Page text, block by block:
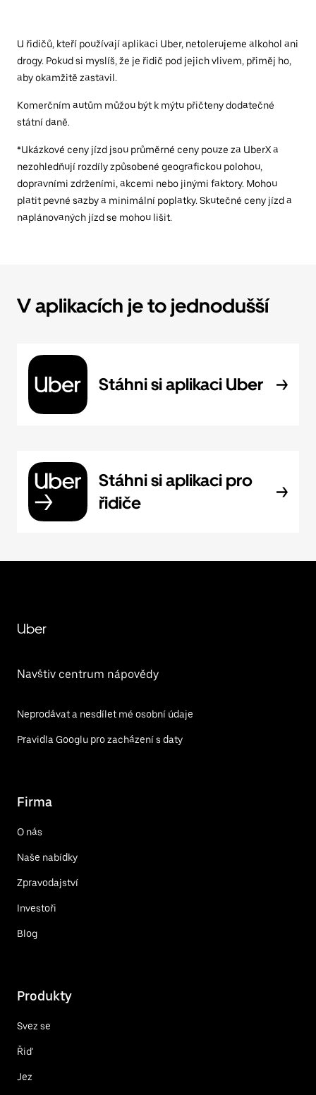
U řidičů, kteří používají aplikaci Uber, netolerujeme alkohol ani
drogy. Pokud si myslíš, že je řidič pod jejich vlivem, přiměj ho,
aby okamžitě zastavil.
Komerčním autům můžou být k mýtu přičteny dodatečné
státní daně.
*Ukázkové ceny jízd jsou průměrné ceny pouze za UberX a
nezohledňují rozdíly způsobené geografickou polohou,
dopravními zdrženími, akcemi nebo jinými faktory. Mohou
platit pevné sazby a minimální poplatky. Skutečné ceny jízd a
naplánovaných jízd se mohou lišit.
V aplikacích je to jednodušší
Stáhni si aplikaci Uber
Stáhni si aplikaci pro
řidiče
Uber
Navštiv centrum nápovědy
Neprodávat a nesdílet mé osobní údaje
Pravidla Googlu pro zacházení s daty
Firma
O nás
Naše nabídky
Zpravodajství
Investoři
Blog
Produkty
Svez se
Řiď
Jez